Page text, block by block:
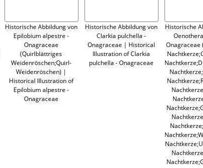
Historische Abbildung von
Epilobium alpestre -
Onagraceae
(Quirlblättriges
Weidenröschen;Quirl-
Weidenröschen) |
Historical Illustration of
Epilobium alpestre -
Onagraceae
Historische Abbildung von
Clarkia pulchella -
Onagraceae | Historical
Illustration of Clarkia
pulchella - Onagraceae
Historische
Onagraceae